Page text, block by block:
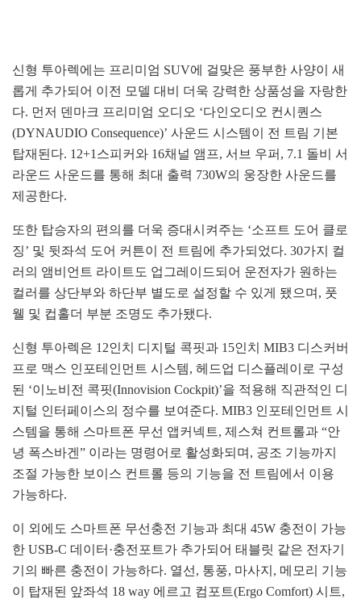
신형 투아렉에는 프리미엄 SUV에 걸맞은 풍부한 사양이 새
롭게 추가되어 이전 모델 대비 더욱 강력한 상품성을 자랑한
다. 먼저 덴마크 프리미엄 오디오 ‘다인오디오 컨시퀀스
(DYNAUDIO Consequence)’ 사운드 시스템이 전 트림 기본
탑재된다. 12+1스피커와 16채널 앰프, 서브 우퍼, 7.1 돌비 서
라운드 사운드를 통해 최대 출력 730W의 웅장한 사운드를
제공한다.
또한 탑승자의 편의를 더욱 증대시켜주는 ‘소프트 도어 클로
징’ 및 뒷좌석 도어 커튼이 전 트림에 추가되었다. 30가지 컬
러의 앰비언트 라이트도 업그레이드되어 운전자가 원하는
컬러를 상단부와 하단부 별도로 설정할 수 있게 됐으며, 풋
웰 및 컵홀더 부분 조명도 추가됐다.
신형 투아렉은 12인치 디지털 콕핏과 15인치 MIB3 디스커버
프로 맥스 인포테인먼트 시스템, 헤드업 디스플레이로 구성
된 ‘이노비전 콕핏(Innovision Cockpit)’을 적용해 직관적인 디
지털 인터페이스의 정수를 보여준다. MIB3 인포테인먼트 시
스템을 통해 스마트폰 무선 앱커넥트, 제스쳐 컨트롤과 “안
녕 폭스바겐” 이라는 명령어로 활성화되며, 공조 기능까지
조절 가능한 보이스 컨트롤 등의 기능을 전 트림에서 이용
가능하다.
이 외에도 스마트폰 무선충전 기능과 최대 45W 충전이 가능
한 USB-C 데이터·충전포트가 추가되어 태블릿 같은 전자기
기의 빠른 충전이 가능하다. 열선, 통풍, 마사지, 메모리 기능
이 탑재된 앞좌석 18 way 에르고 컴포트(Ergo Comfort) 시트,